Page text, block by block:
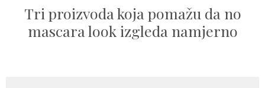
Tri proizvoda koja pomažu da no
mascara look izgleda namjerno